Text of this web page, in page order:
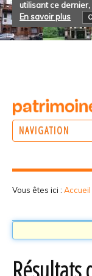
utilisant ce
En savoir plus
NAVIGATION
Vous êtes ici : Accueil